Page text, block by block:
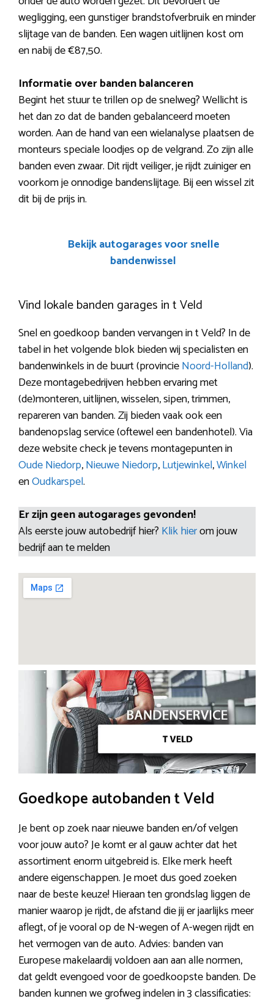
wegligging, een gunstiger brandstofverbruik en minder
slijtage van de banden. Een wagen uitlijnen kost om
en nabij de €87,50.
Informatie over banden balanceren
Begint het stuur te trillen op de snelweg? Wellicht is
het dan zo dat de banden gebalanceerd moeten
worden. Aan de hand van een wielanalyse plaatsen de
monteurs speciale loodjes op de velgrand. Zo zijn alle
banden even zwaar. Dit rijdt veiliger, je rijdt zuiniger en
voorkom je onnodige bandenslijtage. Bij een wissel zit
dit bij de prijs in.
Bekijk autogarages voor snelle
bandenwissel
Vind lokale banden garages in t Veld
Snel en goedkoop banden vervangen in t Veld? In de
tabel in het volgende blok bieden wij specialisten en
bandenwinkels in de buurt (provincieNoord-Holland).
Deze montagebedrijven hebben ervaring met
(de)monteren, uitlijnen, wisselen, sipen, trimmen,
repareren van banden. Zij bieden vaak ook een
bandenopslag service (oftewel een bandenhotel). Via
deze website check je tevens montagepunten in
Oude Niedorp,Nieuwe Niedorp,Lutjewinkel,Winkel
enOudkarspel.
Er zijn geen autogarages gevonden!
Als eerste jouw autobedrijf hier? Klik hierom jouw
bedrijf aan te melden
Goedkope autobanden t Veld
Je bent op zoek naar nieuwe banden en/of velgen
voor jouw auto? Je komt er al gauw achter dat het
assortiment enorm uitgebreid is. Elke merk heeft
andere eigenschappen. Je moet dus goed zoeken
naar de beste keuze! Hieraan ten grondslag liggen de
manier waarop je rijdt, de afstand die jij er jaarlijks meer
aflegt, of je vooral op de N-wegen of A-wegen rijdt en
het vermogen van de auto. Advies: banden van
Europese makelaardij voldoen aan aan alle normen,
dat geldt evengoed voor de goedkoopste banden. De
banden kunnen we grofweg indelen in 3 classificaties: